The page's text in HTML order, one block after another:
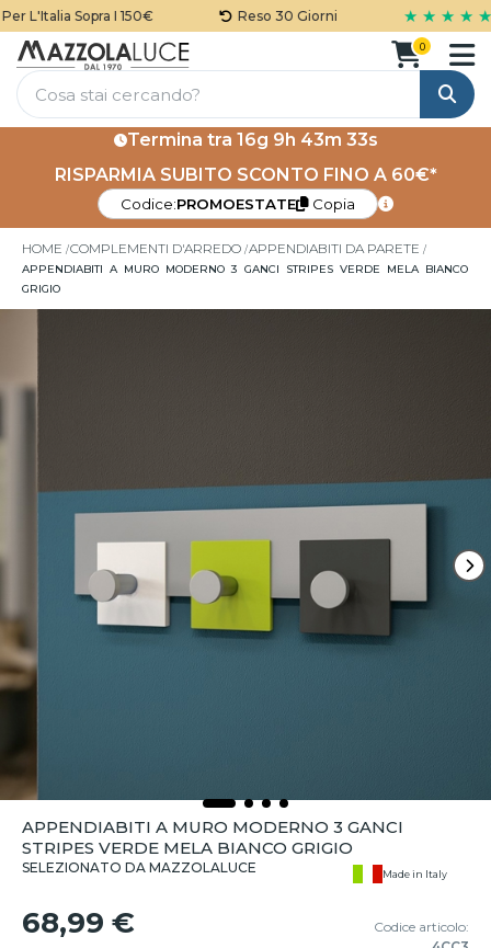
L'Italia Sopra I 150€ Reso 30 Giorni ★ ★ ★ ★ ★
Cerca
0
Termina tra 16g 9h 43m 33s
RISPARMIA SUBITO SCONTO FINO A 60€*
Codice:PROMOESTATE Copia
HOME COMPLEMENTI D'ARREDO APPENDIABITI DA PARETE
APPENDIABITI A MURO MODERNO 3 GANCI STRIPES VERDE MELA BIANCO
GRIGIO
APPENDIABITI A MURO MODERNO 3 GANCI
STRIPES VERDE MELA BIANCO GRIGIO
SELEZIONATO DA MAZZOLALUCE Made in Italy
68,99 €
Codice articolo: